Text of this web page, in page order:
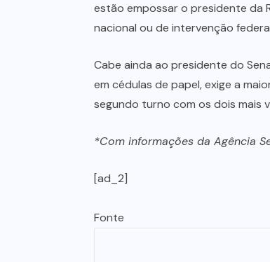
estão empossar o presidente da
nacional ou de intervenção
Cabe ainda ao presidente do
em cédulas de papel, exige a
segundo turno com os dois mais
*Com informações da Agência
[ad_2]
Fonte